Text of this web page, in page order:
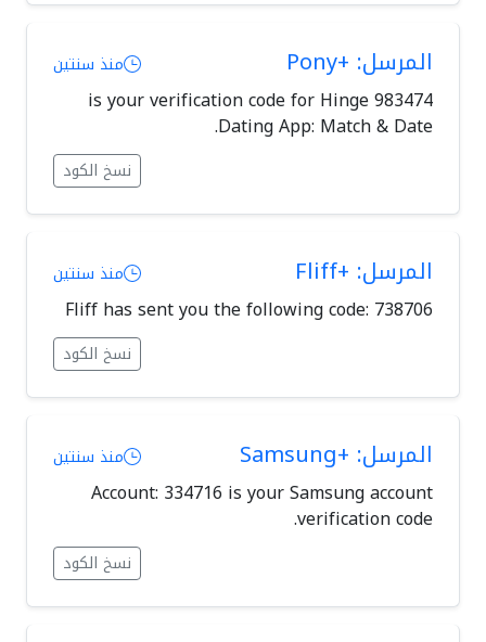
المرسل: +Pony منذ سنتين
983474 is your verification code for Hinge
Dating App: Match & Date.
نسخ الكود
المرسل: +Fliff منذ سنتين
Fliff has sent you the following code: 738706
نسخ الكود
المرسل: +Samsung منذ سنتين
Account: 334716 is your Samsung account
verification code.
نسخ الكود